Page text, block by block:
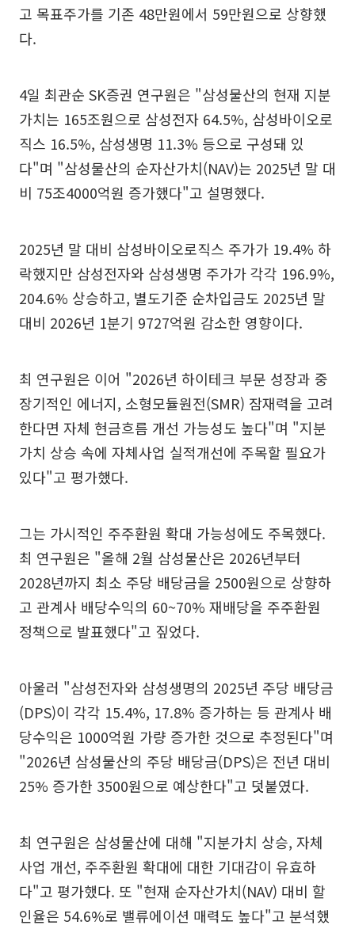
고 목표주가를 기존 48만원에서 59만원으로 상향했
다.
4일 최관순 SK증권 연구원은 "삼성물산의 현재 지분
가치는 165조원으로 삼성전자 64.5%, 삼성바이오로
직스 16.5%, 삼성생명 11.3% 등으로 구성돼 있
다"며 "삼성물산의 순자산가치(NAV)는 2025년 말 대
비 75조4000억원 증가했다"고 설명했다.
2025년 말 대비 삼성바이오로직스 주가가 19.4% 하
락했지만 삼성전자와 삼성생명 주가가 각각 196.9%,
204.6% 상승하고, 별도기준 순차입금도 2025년 말
대비 2026년 1분기 9727억원 감소한 영향이다.
최 연구원은 이어 "2026년 하이테크 부문 성장과 중
장기적인 에너지, 소형모듈원전(SMR) 잠재력을 고려
한다면 자체 현금흐름 개선 가능성도 높다"며 "지분
가치 상승 속에 자체사업 실적개선에 주목할 필요가
있다"고 평가했다.
그는 가시적인 주주환원 확대 가능성에도 주목했다.
최 연구원은 "올해 2월 삼성물산은 2026년부터
2028년까지 최소 주당 배당금을 2500원으로 상향하
고 관계사 배당수익의 60~70% 재배당을 주주환원
정책으로 발표했다"고 짚었다.
아울러 "삼성전자와 삼성생명의 2025년 주당 배당금
(DPS)이 각각 15.4%, 17.8% 증가하는 등 관계사 배
당수익은 1000억원 가량 증가한 것으로 추정된다"며
"2026년 삼성물산의 주당 배당금(DPS)은 전년 대비
25% 증가한 3500원으로 예상한다"고 덧붙였다.
최 연구원은 삼성물산에 대해 "지분가치 상승, 자체
사업 개선, 주주환원 확대에 대한 기대감이 유효하
다"고 평가했다. 또 "현재 순자산가치(NAV) 대비 할
인율은 54.6%로 밸류에이션 매력도 높다"고 분석했